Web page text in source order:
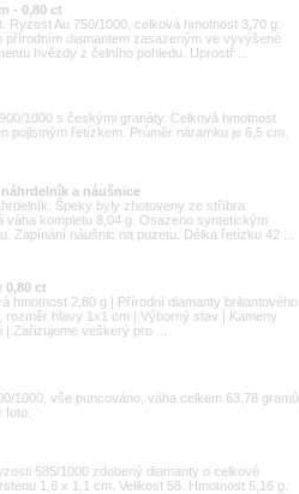
- 0,80 ct
Au 750/1000, celková hmotnost 3,70 g.
diamantem zasazeným ve vyvýšené
hvězdy z čelního pohledu. Uprostř ...
1000 s českými granáty. Celková hmotnost
pojistným řetízkem. Průměr náramku je 6,5 cm.
a náušnice
Špeky byly zhotoveny ze stříbra
kompletu 8,04 g. Osazeno syntetickým
Zapínání náušnic na puzetu. Délka řetízku 42 ...
0,80 ct
hmotnost 2,80 g | Přírodní diamanty briliantového
hlavy 1x1 cm | Výborný stav | Kameny
Zařizujeme veškerý pro ...
1000, vše puncováno, váha celkem 63,78 gramů,
585/1000 zdobený diamanty o celkové
1,8 x 1,1 cm. Velikost 58. Hmotnost 5,16 g.